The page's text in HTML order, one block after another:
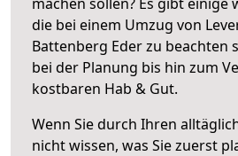
die bei einem Umzug von
Battenberg Eder zu beachten
bei der Planung bis hin zum
kostbaren Hab & Gut.
Wenn Sie durch Ihren
nicht wissen, was Sie zuerst